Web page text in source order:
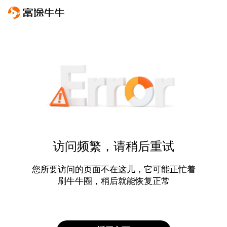
访问频繁，请稍后重试
您所要访问的页面不在这儿，它可能正忙着
刷牛牛圈，稍后就能恢复正常